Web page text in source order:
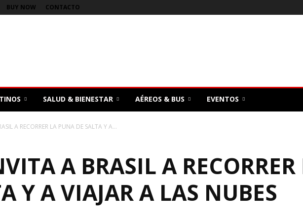
BUY NOW CONTACTO
SALUD & BIENESTAR AÉREOS & BUS EVENTOS
A RECORRER LA PUNA DE SALTA Y A...
A BRASIL A RECORRER
Y A VIAJAR A LAS NUBES